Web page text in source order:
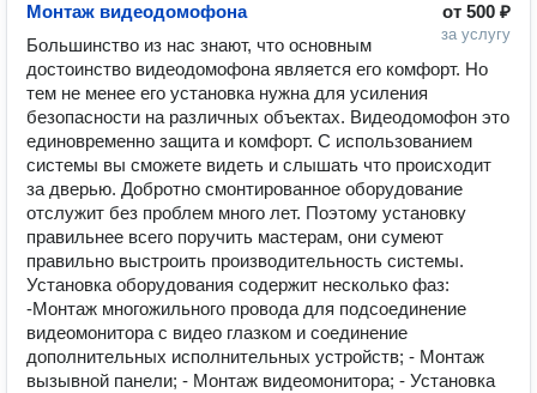
от 500 ₽
за услугу
Монтаж видеодомофона
Большинство из нас знают, что основным
достоинство видеодомофона является его комфорт. Но
тем не менее его установка нужна для усиления
безопасности на различных объектах. Видеодомофон это
единовременно защита и комфорт. С использованием
системы вы сможете видеть и слышать что происходит
за дверью. Добротно смонтированное оборудование
отслужит без проблем много лет. Поэтому установку
правильнее всего поручить мастерам, они сумеют
правильно выстроить производительность системы.
Установка оборудования содержит несколько фаз:
-Монтаж многожильного провода для подсоединение
видеомонитора с видео глазком и соединение
дополнительных исполнительных устройств; - Монтаж
вызывной панели; - Монтаж видеомонитора; - Установка